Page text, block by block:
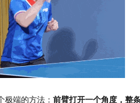
端的方法： 前臂打开一个角度，整